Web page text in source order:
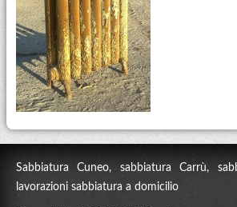
Sabbiatura Cuneo, sabbiatura Carrù,
lavorazioni sabbiatura a domicilio